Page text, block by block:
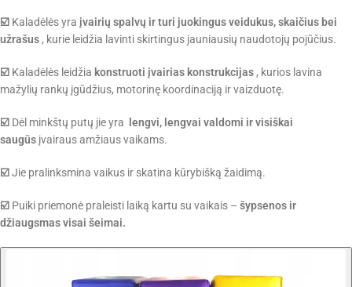
☑️ Kaladėlės yra įvairių spalvų ir turi juokingus veidukus, skaičius bei
užrašus , kurie leidžia lavinti skirtingus jauniausių naudotojų pojūčius.
☑️ Kaladėlės leidžia konstruoti įvairias konstrukcijas , kurios lavina
mažylių rankų įgūdžius, motorinę koordinaciją ir vaizduotę.
☑️ Dėl minkštų putų jie yra
lengvi, lengvai valdomi ir visiškai
saugūs įvairaus amžiaus vaikams.
☑️Jie pralinksmina vaikus ir skatina kūrybišką žaidimą.
☑️ Puiki priemonė praleisti laiką kartu su vaikais – šypsenos ir
džiaugsmas visai šeimai.